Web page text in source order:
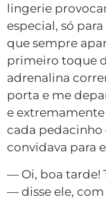
lingerie
especial, só
que sempre
primeiro toque
adrenalina
porta e me
e extremamente
cada pedacinho
convidava para
— Oi, boa tarde!
— disse ele, com